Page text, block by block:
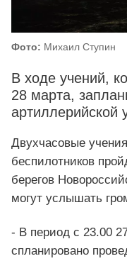
Фото: Михаил Ступин
В ходе учений,
28 марта,
артиллерийской
Двухчасовые
беспилотников
берегов
могут услышать
- В период с 23.00
спланировано